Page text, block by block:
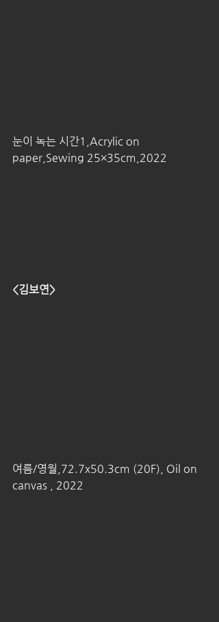
눈이 녹는 시간1,Acrylic on
paper,Sewing 25×35cm,2022
<김보연>
여름/영월,72.7x50.3cm (20F), Oil on
canvas , 2022